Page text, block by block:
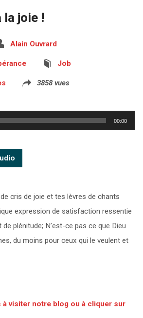
la joie !
Alain Ouvrard
Job
3858 vues
00:00
cris de joie et tes lèvres de chants
expression de satisfaction ressentie
plénitude; N’est-ce pas ce que Dieu
du moins pour ceux qui le veulent et
à visiter notre blog ou à cliquer sur